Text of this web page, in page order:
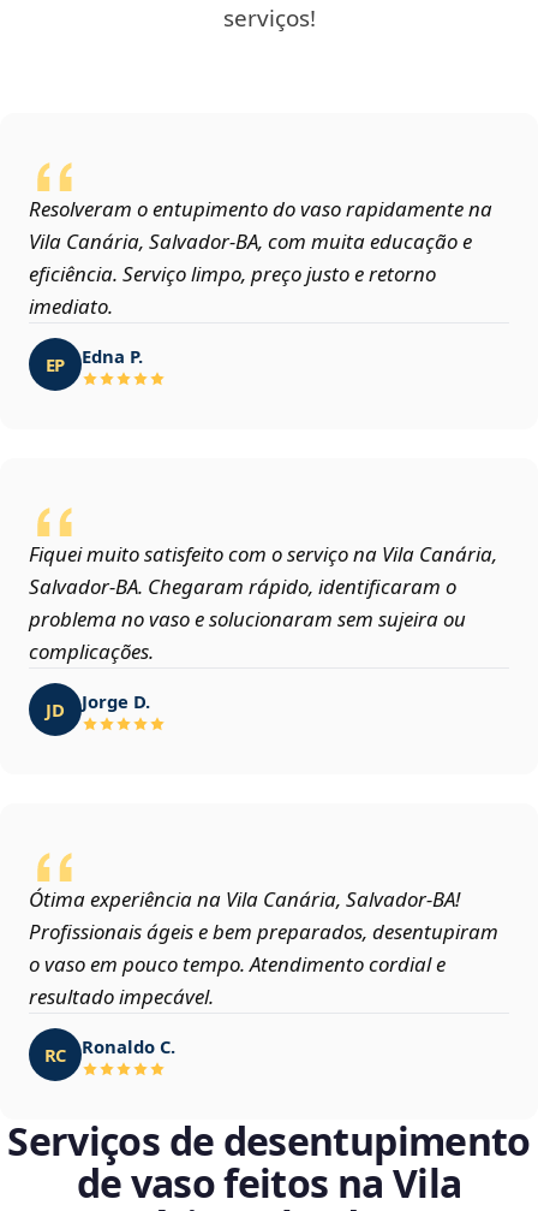
serviços!
Resolveram o entupimento do vaso rapidamente na
Vila Canária, Salvador‑BA, com muita educação e
eficiência. Serviço limpo, preço justo e retorno
imediato.
EP Edna P.
Fiquei muito satisfeito com o serviço na Vila Canária,
Salvador‑BA. Chegaram rápido, identificaram o
problema no vaso e solucionaram sem sujeira ou
complicações.
JD Jorge D.
Ótima experiência na Vila Canária, Salvador‑BA!
Profissionais ágeis e bem preparados, desentupiram
o vaso em pouco tempo. Atendimento cordial e
resultado impecável.
RC Ronaldo C.
Serviços de desentupimento
de vaso feitos na Vila